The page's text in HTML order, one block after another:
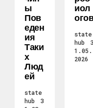
Ы
Пов
Еден
Ия
Таки
Х
Люд
Ей
state
hub
3
Иол
state
hub
3
1.05.
2026